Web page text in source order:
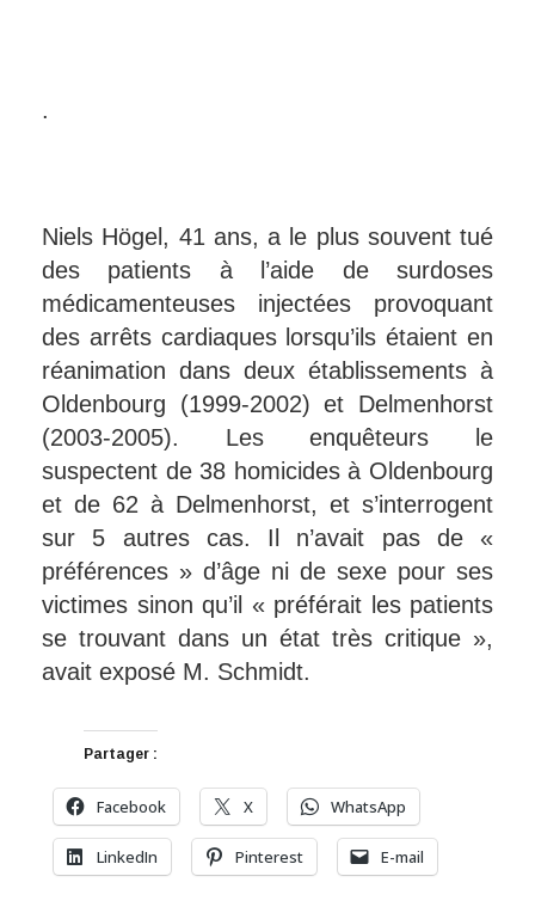
.
Niels Högel, 41 ans, a le plus souvent tué
des patients à l’aide de surdoses
médicamenteuses injectées provoquant
des arrêts cardiaques lorsqu’ils étaient en
réanimation dans deux établissements à
Oldenbourg (1999-2002) et Delmenhorst
(2003-2005). Les enquêteurs le
suspectent de 38 homicides à Oldenbourg
et de 62 à Delmenhorst, et s’interrogent
sur 5 autres cas. Il n’avait pas de «
préférences » d’âge ni de sexe pour ses
victimes sinon qu’il « préférait les patients
se trouvant dans un état très critique »,
avait exposé M. Schmidt.
Partager :
Facebook X WhatsApp
LinkedIn Pinterest E-mail